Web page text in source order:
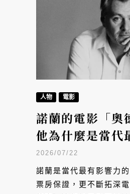
人物 電影
諾蘭的電影「奧
他為什麼是當代
導演？
2026/07/22
諾蘭是當代最有影響力
票房保證，更不斷拓深